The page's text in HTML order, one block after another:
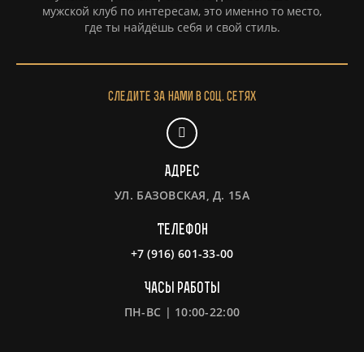
мужской клуб по интересам, это именно то место,
где ты найдёшь себя и свой стиль.
Следите за нами в соц. сетях
Адрес
УЛ. БАЗОВСКАЯ, Д. 15А
Телефон
+7 (916) 601-33-00
Часы работы
ПН-ВС | 10:00-22:00